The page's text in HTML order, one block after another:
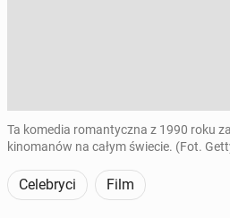
Ta komedia romantyczna z 1990 roku
kinomanów na całym świecie. (Fot.
Celebryci Film